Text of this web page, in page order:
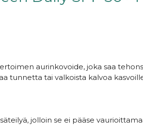
aurinkovoide, joka saa
tunnetta tai valkoista kalvoa
jolloin se ei pääse